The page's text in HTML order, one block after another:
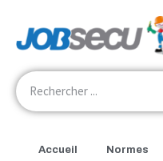
Accueil Normes